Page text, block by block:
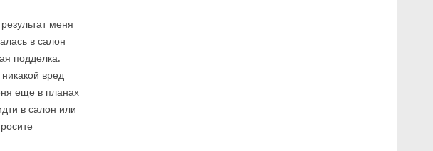
меня
в салон
подделка.
вред
еще в планах
в салон или